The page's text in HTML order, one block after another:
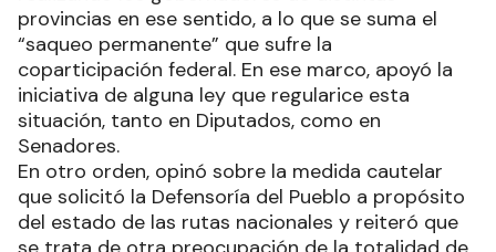
provincias en ese sentido, a lo que se suma el
“saqueo permanente” que sufre la
coparticipación federal. En ese marco, apoyó la
iniciativa de alguna ley que regularice esta
situación, tanto en Diputados, como en
Senadores.
En otro orden, opinó sobre la medida cautelar
que solicitó la Defensoría del Pueblo a propósito
del estado de las rutas nacionales y reiteró que